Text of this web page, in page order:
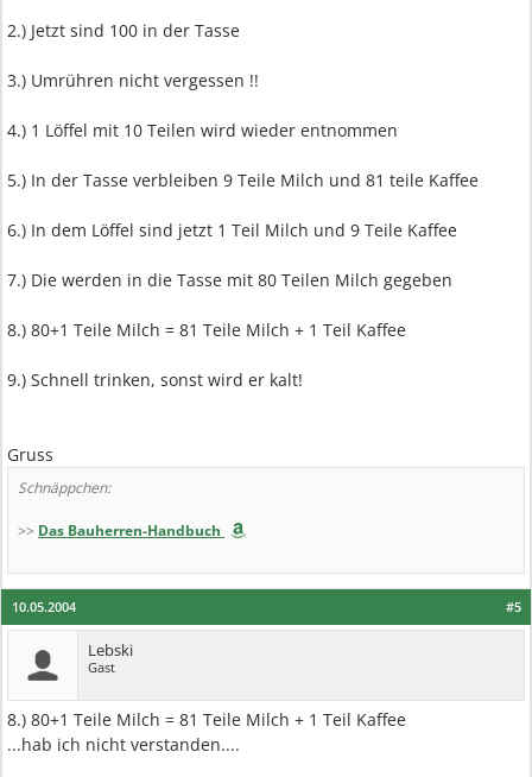
2.) Jetzt sind 100 in der Tasse
3.) Umrühren nicht vergessen !!
4.) 1 Löffel mit 10 Teilen wird wieder entnommen
5.) In der Tasse verbleiben 9 Teile Milch und 81 teile Kaffee
6.) In dem Löffel sind jetzt 1 Teil Milch und 9 Teile Kaffee
7.) Die werden in die Tasse mit 80 Teilen Milch gegeben
8.) 80+1 Teile Milch = 81 Teile Milch + 1 Teil Kaffee
9.) Schnell trinken, sonst wird er kalt!
Gruss
Schnäppchen:
>> Das Bauherren-Handbuch
#5
10.05.2004
Lebski
Gast
8.) 80+1 Teile Milch = 81 Teile Milch + 1 Teil Kaffee
...hab ich nicht verstanden....